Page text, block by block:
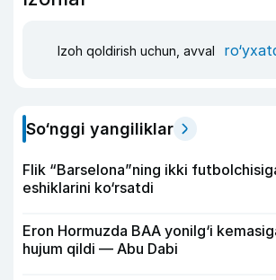
Izoh qoldirish uchun, avval
So‘nggi yangiliklar
Flik “Barselona”ning ikki
eshiklarini ko‘rsatdi
Eron Hormuzda BAA yonilg‘i
hujum qildi — Abu Dabi